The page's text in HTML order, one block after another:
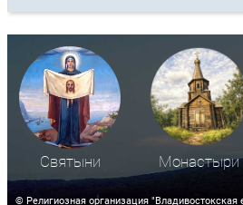
Святыни Монастыри
© Религиозная организация "Владивостокская